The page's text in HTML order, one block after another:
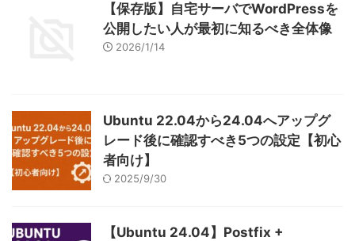
【保存版】自宅サーバでWordPressを
公開したい人が最初に知るべき全体像
2026/1/14
Ubuntu 22.04から24.04へアップグ
レード後に確認すべき5つの設定【初心
者向け】
2025/9/30
【Ubuntu 24.04】Postfix +